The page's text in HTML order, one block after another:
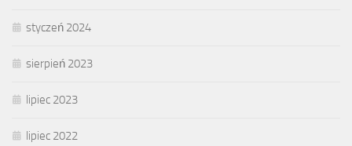
styczeń 2024
sierpień 2023
lipiec 2023
lipiec 2022